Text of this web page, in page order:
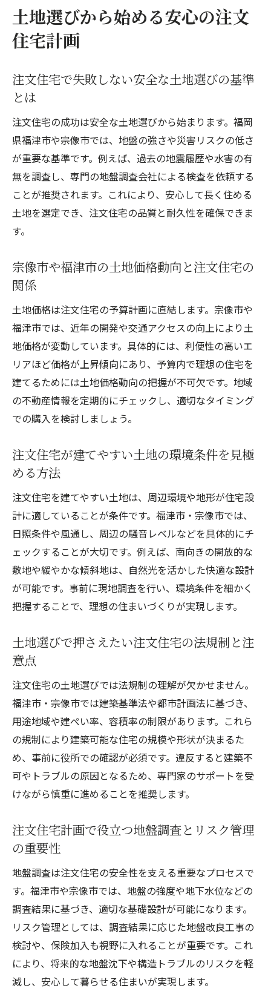
土地選びから始める安心の注文
住宅計画
注文住宅で失敗しない安全な土地選びの基準
とは
注文住宅の成功は安全な土地選びから始まります。福岡
県福津市や宗像市では、地盤の強さや災害リスクの低さ
が重要な基準です。例えば、過去の地震履歴や水害の有
無を調査し、専門の地盤調査会社による検査を依頼する
ことが推奨されます。これにより、安心して長く住める
土地を選定でき、注文住宅の品質と耐久性を確保できま
す。
宗像市や福津市の土地価格動向と注文住宅の
関係
土地価格は注文住宅の予算計画に直結します。宗像市や
福津市では、近年の開発や交通アクセスの向上により土
地価格が変動しています。具体的には、利便性の高いエ
リアほど価格が上昇傾向にあり、予算内で理想の住宅を
建てるためには土地価格動向の把握が不可欠です。地域
の不動産情報を定期的にチェックし、適切なタイミング
での購入を検討しましょう。
注文住宅が建てやすい土地の環境条件を見極
める方法
注文住宅を建てやすい土地は、周辺環境や地形が住宅設
計に適していることが条件です。福津市・宗像市では、
日照条件や風通し、周辺の騒音レベルなどを具体的にチ
ェックすることが大切です。例えば、南向きの開放的な
敷地や緩やかな傾斜地は、自然光を活かした快適な設計
が可能です。事前に現地調査を行い、環境条件を細かく
把握することで、理想の住まいづくりが実現します。
土地選びで押さえたい注文住宅の法規制と注
意点
注文住宅の土地選びでは法規制の理解が欠かせません。
福津市・宗像市では建築基準法や都市計画法に基づき、
用途地域や建ぺい率、容積率の制限があります。これら
の規制により建築可能な住宅の規模や形状が決まるた
め、事前に役所での確認が必須です。違反すると建築不
可やトラブルの原因となるため、専門家のサポートを受
けながら慎重に進めることを推奨します。
注文住宅計画で役立つ地盤調査とリスク管理
の重要性
地盤調査は注文住宅の安全性を支える重要なプロセスで
す。福津市や宗像市では、地盤の強度や地下水位などの
調査結果に基づき、適切な基礎設計が可能になります。
リスク管理としては、調査結果に応じた地盤改良工事の
検討や、保険加入も視野に入れることが重要です。これ
により、将来的な地盤沈下や構造トラブルのリスクを軽
減し、安心して暮らせる住まいが実現します。